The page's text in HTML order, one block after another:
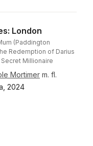
London
(Paddington
Redemption of Darius
Millionaire
Mortimer m. fl.
2024